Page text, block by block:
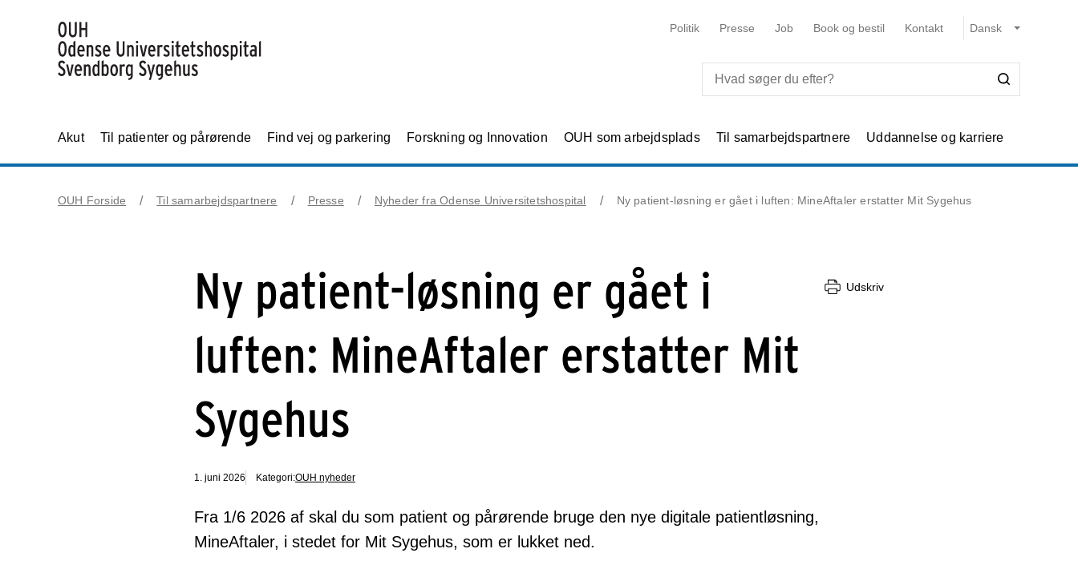
Politik Presse Job Book og bestil Kontakt
Akut Til patienter og pårørende Find vej og parkering Forskning og Innovation OUH som arbejdsplads Til samarbejdspartnere Uddannelse og karriere
OUH Forside Til samarbejdspartnere Presse Nyheder fra Odense Universitetshospital Ny patient-løsning er gået i luften: MineAftaler erstatter Mit Sygehus
Ny patient-løsning er gået i
luften: MineAftaler erstatter Mit
Sygehus
Udskriv
1. juni 2026 Kategori:OUH nyheder
Fra 1/6 2026 af skal du som patient og pårørende bruge den nye digitale patientløsning,
MineAftaler, i stedet for Mit Sygehus, som er lukket ned.